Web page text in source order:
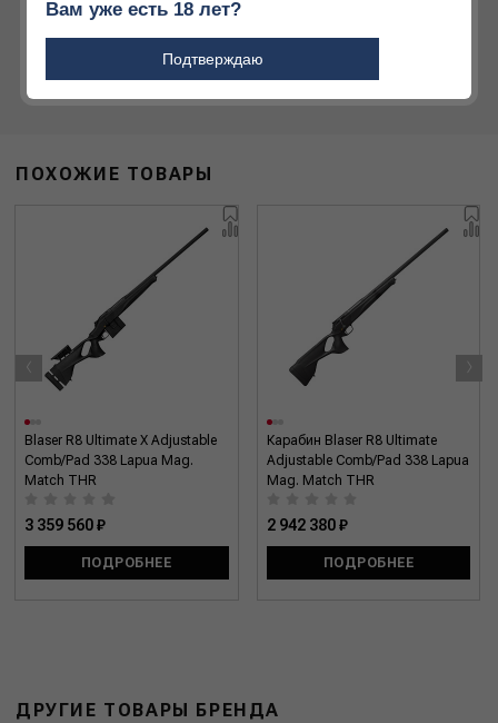
ПОХОЖИЕ ТОВАРЫ
Blaser R8 Ultimate X Adjustable
Comb/Pad 338 Lapua Mag.
Match THR
3 359 560 ₽
ПОДРОБНЕЕ
Карабин Blaser R8 Ultimate
Adjustable Comb/Pad 338 Lapua
Mag. Match THR
2 942 380 ₽
ПОДРОБНЕЕ
‹ ›
ДРУГИЕ ТОВАРЫ БРЕНДА
Вам уже есть 18 лет?
Подтверждаю